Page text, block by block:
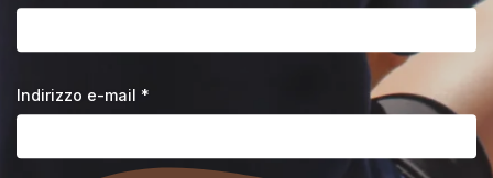
Indirizzo e-mail *